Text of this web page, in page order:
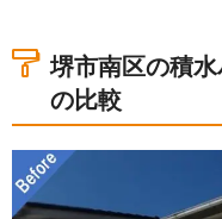
3.積水ハウス施工の
4.積水ハウス施工の
5.その他の積水ハウ
堺市南区の積
の比較